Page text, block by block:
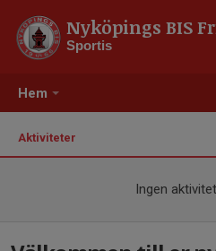
Hem
Nyköpings BIS
Sportis
Aktiviteter
Ingen